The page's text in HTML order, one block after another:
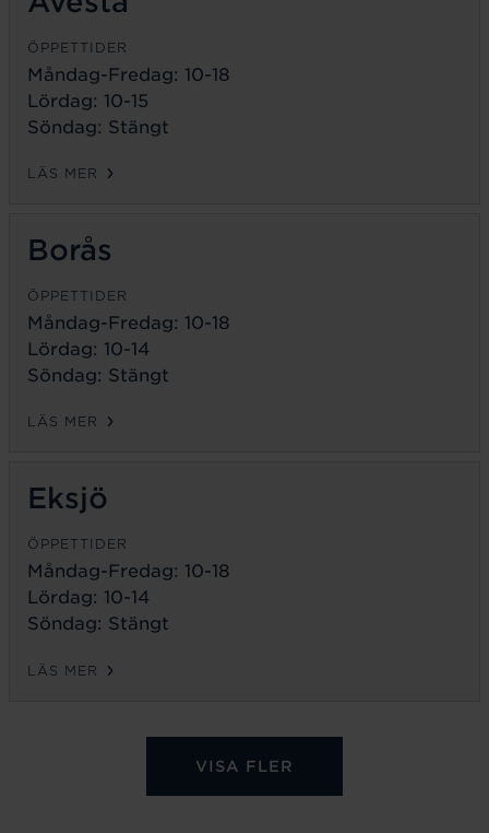
ÖPPETTIDER
Måndag-Fredag: 10-18
Lördag: 10-15
Söndag: Stängt
LÄS MER
Borås
ÖPPETTIDER
Måndag-Fredag: 10-18
Lördag: 10-14
Söndag: Stängt
LÄS MER
Eksjö
ÖPPETTIDER
Måndag-Fredag: 10-18
Lördag: 10-14
Söndag: Stängt
LÄS MER
VISA FLER